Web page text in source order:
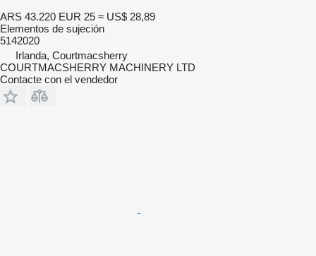
ARS 43.220 EUR 25 ≈ US$ 28,89
Elementos de sujeción
5142020
Irlanda, Courtmacsherry
COURTMACSHERRY MACHINERY LTD
Contacte con el vendedor